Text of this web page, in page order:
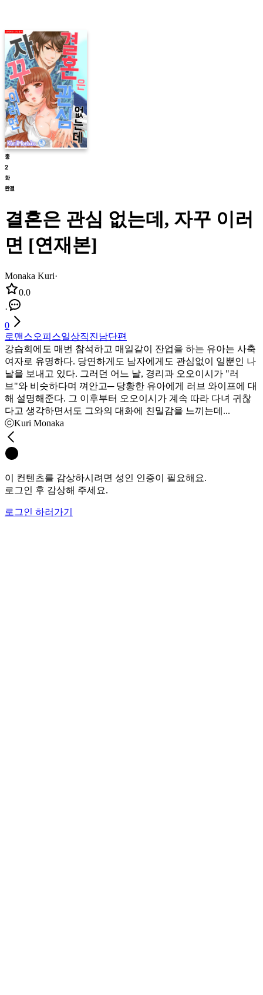
결혼은 관심 없는데, 자꾸 이러
면 [연재본]
Monaka Kuri·
0.0
·
0
로맨스오피스일상직진남단편
강습회에도 매번 참석하고 매일같이 잔업을 하는 유아는 사축
여자로 유명하다. 당연하게도 남자에게도 관심없이 일뿐인 나
날을 보내고 있다. 그러던 어느 날, 경리과 오오이시가 "러
브"와 비슷하다며 껴안고─ 당황한 유아에게 러브 와이프에 대
해 설명해준다. 그 이후부터 오오이시가 계속 따라 다녀 귀찮
다고 생각하면서도 그와의 대화에 친밀감을 느끼는데...
ⓒKuri Monaka
이 컨텐츠를 감상하시려면 성인 인증이 필요해요.
로그인 후 감상해 주세요.
로그인 하러가기